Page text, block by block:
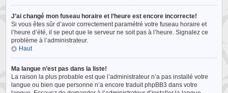
J’ai changé mon fuseau horaire et l’heure est encore incorrecte!
Si vous êtes sûr d’avoir correctement paramétré votre fuseau horaire et
l’heure d’été, il se peut que le serveur ne soit pas à l’heure. Signalez ce
problème à l’administrateur.
Haut
Ma langue n’est pas dans la liste!
La raison la plus probable est que l’administrateur n’a pas installé votre
langue ou bien que personne n’a encore traduit phpBB3 dans votre